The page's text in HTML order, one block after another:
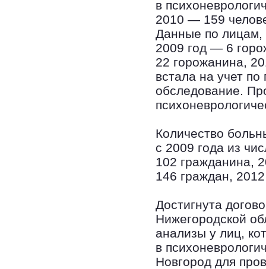
в
2010 — 159
Данные по лицам,
2009 год — 6
22 горожанина,
встала на учет
обследование.
Количество
с 2009 года из
102 гражданина,
146 граждан,
Достигнута
Нижегородской
анализы у лиц,
в
Новгород для